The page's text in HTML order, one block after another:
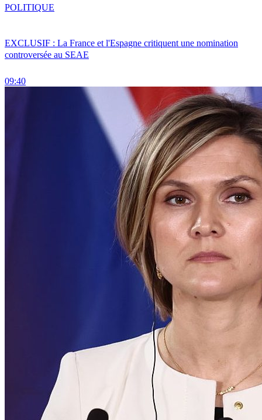
EXCLUSIF : La France et l'Espagne critiquent une nomination
controversée au SEAE
09:40
POLITIQUE